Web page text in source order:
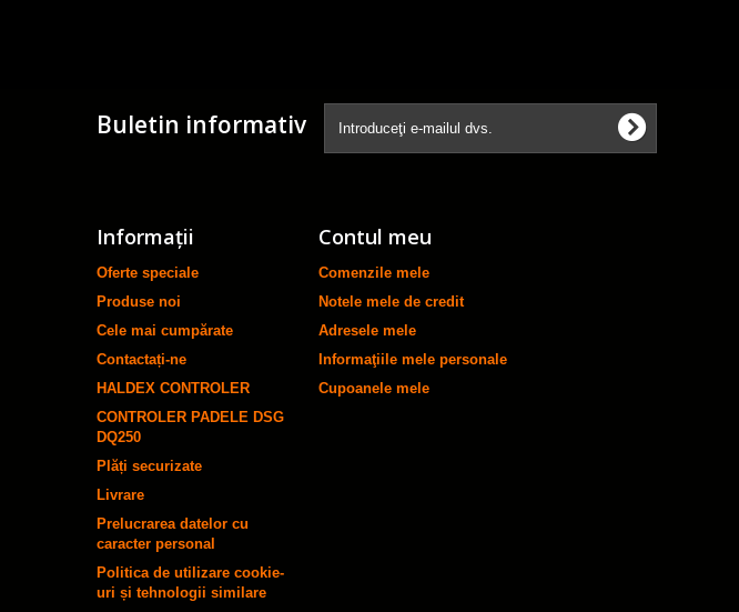
Buletin informativ
Informaţii
Oferte speciale
Produse noi
Cele mai cumpărate
Contactați-ne
HALDEX CONTROLER
CONTROLER PADELE DSG
DQ250
Plăți securizate
Livrare
Prelucrarea datelor cu
caracter personal
Politica de utilizare cookie-
uri și tehnologii similare
Contul meu
Comenzile mele
Notele mele de credit
Adresele mele
Informaţiile mele personale
Cupoanele mele